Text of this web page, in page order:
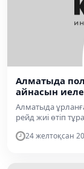
Алматыда
айнасын
Алматыда
рейд жиі өтіп
24 желтоқсан